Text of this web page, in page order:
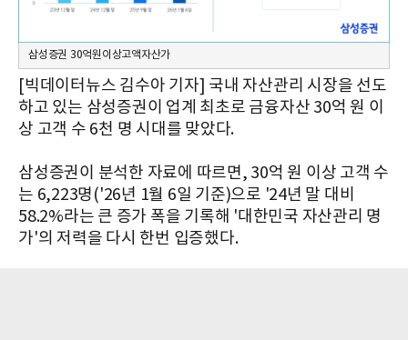
삼성증권 30억원이상고액자산가
[빅데이터뉴스 김수아 기자] 국내 자산관리 시장을 선도
하고 있는 삼성증권이 업계 최초로 금융자산 30억 원 이
상 고객 수 6천 명 시대를 맞았다.
삼성증권이 분석한 자료에 따르면, 30억 원 이상 고객 수
는 6,223명('26년 1월 6일 기준)으로 '24년 말 대비
58.2%라는 큰 증가 폭을 기록해 '대한민국 자산관리 명
가'의 저력을 다시 한번 입증했다.